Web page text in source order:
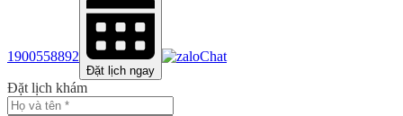
1900558892
Đặt lịch ngay
Chat
Đặt lịch khám